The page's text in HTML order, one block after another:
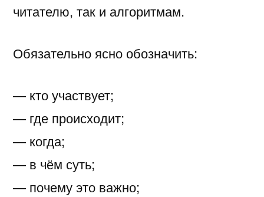
читателю, так и алгоритмам.
Обязательно ясно обозначить:
— кто участвует;
— где происходит;
— когда;
— в чём суть;
— почему это важно;